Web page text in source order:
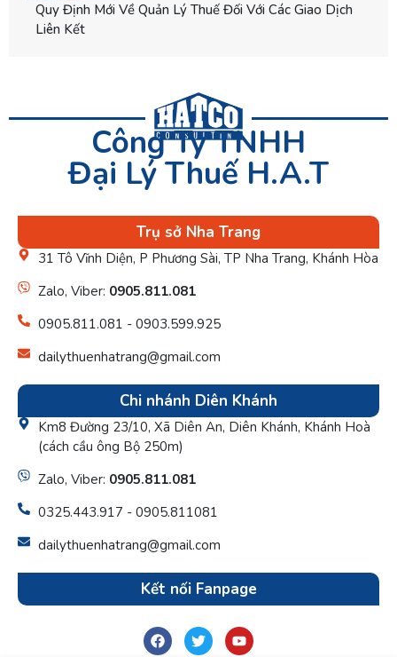
Quy Định Mới Về Quản Lý Thuế Đối Với Các Giao Dịch
Liên Kết
Công Ty TNHH
Đại Lý Thuế H.A.T
Trụ sở Nha Trang
31 Tô Vĩnh Diện, P Phương Sài, TP Nha Trang, Khánh Hòa
Zalo, Viber: 0905.811.081
0905.811.081 - 0903.599.925
dailythuenhatrang@gmail.com
Chi nhánh Diên Khánh
Km8 Đường 23/10, Xã Diên An, Diên Khánh, Khánh Hoà
(cách cầu ông Bộ 250m)
Zalo, Viber: 0905.811.081
0325.443.917 - 0905.811081
dailythuenhatrang@gmail.com
Kết nối Fanpage